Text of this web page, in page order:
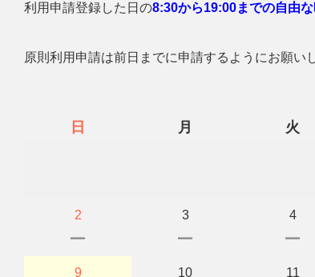
利用申請登録した日の8:30から19:00までの自由な
原則利用申請は前日までに申請するようにお願い
日
月 火
2
ー
3
ー
4
ー
9 10 11